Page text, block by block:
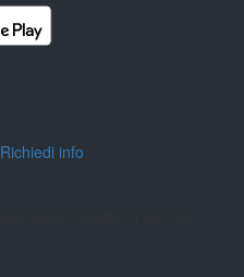
Richiedi info